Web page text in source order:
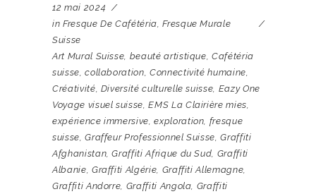
12 mai 2024
in Fresque De Cafétéria,Fresque Murale
Suisse
Art Mural Suisse, beauté artistique,Cafétéria
suisse,collaboration, Connectivité humaine,
Créativité, Diversité culturelle suisse, Eazy One
Voyage visuel suisse,EMS La Clairière mies,
expérience immersive,exploration, fresque
suisse,Graffeur Professionnel Suisse,Graffiti
Afghanistan,Graffiti Afrique du Sud, Graffiti
Albanie, Graffiti Algérie, Graffiti Allemagne,
Graffiti Andorre, Graffiti Angola, Graffiti